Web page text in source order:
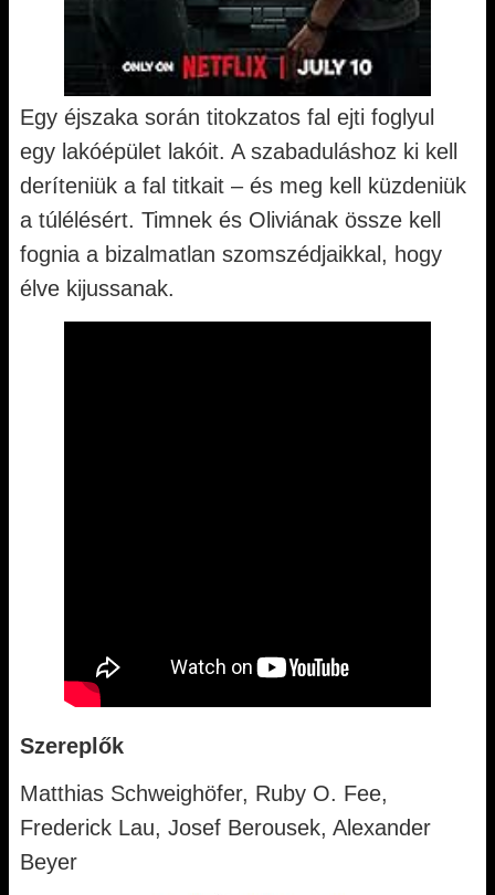
Egy éjszaka során titokzatos fal ejti foglyul
egy lakóépület lakóit. A szabaduláshoz ki kell
deríteniük a fal titkait – és meg kell küzdeniük
a túlélésért. Timnek és Oliviának össze kell
fognia a bizalmatlan szomszédjaikkal, hogy
élve kijussanak.
Szereplők
Matthias Schweighöfer, Ruby O. Fee,
Frederick Lau, Josef Berousek, Alexander
Beyer